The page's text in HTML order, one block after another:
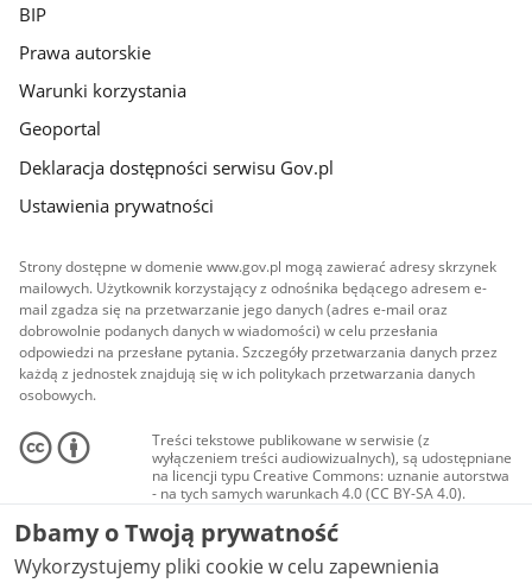
BIP
Prawa autorskie
Warunki korzystania
Geoportal
Deklaracja dostępności serwisu Gov.pl
Ustawienia prywatności
Strony dostępne w domenie www.gov.pl mogą zawierać adresy skrzynek
mailowych. Użytkownik korzystający z odnośnika będącego adresem e-
mail zgadza się na przetwarzanie jego danych (adres e-mail oraz
dobrowolnie podanych danych w wiadomości) w celu przesłania
odpowiedzi na przesłane pytania. Szczegóły przetwarzania danych przez
każdą z jednostek znajdują się w ich politykach przetwarzania danych
osobowych.
Treści tekstowe publikowane w serwisie (z
wyłączeniem treści audiowizualnych), są udostępniane
na licencji typu Creative Commons: uznanie autorstwa
- na tych samych warunkach 4.0 (CC BY-SA 4.0).
Materiały audiowizualne, w tym zdjęcia, materiały
audio i wideo, są udostępniane na licencji typu
Creative Commons: uznanie autorstwa użycie
niekomercyjne - bez utworów zależnych 4.0 (CC BY-
Dbamy o Twoją prywatność
Wykorzystujemy pliki cookie w celu zapewnienia